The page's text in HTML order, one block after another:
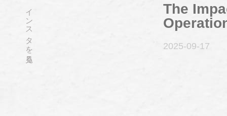
インスタを見る
The
2025-09-17